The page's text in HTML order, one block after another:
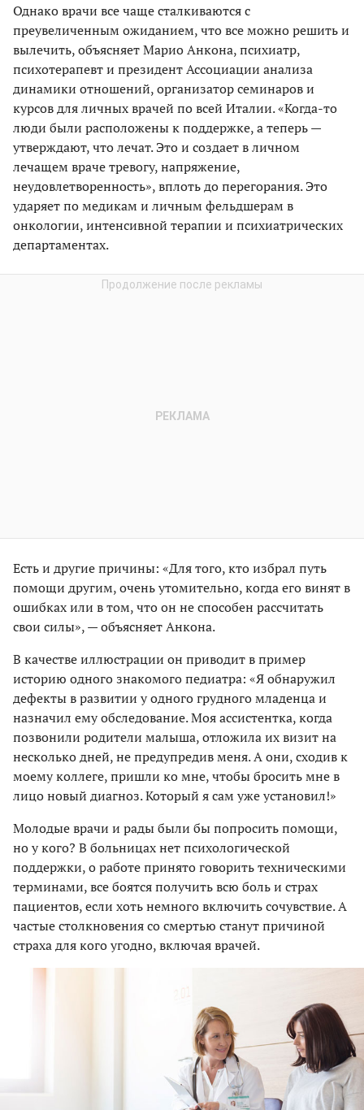
Однако врачи все чаще сталкиваются с
преувеличенным ожиданием, что все можно решить и
вылечить, объясняет Марио Анкона, психиатр,
психотерапевт и президент Ассоциации анализа
динамики отношений, организатор семинаров и
курсов для личных врачей по всей Италии. «Когда-то
люди были расположены к поддержке, а теперь —
утверждают, что лечат. Это и создает в личном
лечащем враче тревогу, напряжение,
неудовлетворенность», вплоть до перегорания. Это
ударяет по медикам и личным фельдшерам в
онкологии, интенсивной терапии и психиатрических
департаментах.
Есть и другие причины: «Для того, кто избрал путь
помощи другим, очень утомительно, когда его винят в
ошибках или в том, что он не способен рассчитать
свои силы», — объясняет Анкона.
В качестве иллюстрации он приводит в пример
историю одного знакомого педиатра: «Я обнаружил
дефекты в развитии у одного грудного младенца и
назначил ему обследование. Моя ассистентка, когда
позвонили родители малыша, отложила их визит на
несколько дней, не предупредив меня. А они, сходив к
моему коллеге, пришли ко мне, чтобы бросить мне в
лицо новый диагноз. Который я сам уже установил!»
Молодые врачи и рады были бы попросить помощи,
но у кого? В больницах нет психологической
поддержки, о работе принято говорить техническими
терминами, все боятся получить всю боль и страх
пациентов, если хоть немного включить сочувствие. А
частые столкновения со смертью станут причиной
страха для кого угодно, включая врачей.